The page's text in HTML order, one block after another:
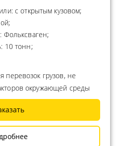
с открытым кузовом;
Фольксваген;
10 тонн;
перевозок грузов, не
окружающей среды